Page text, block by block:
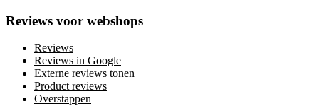
Reviews voor webshops
Reviews
Reviews in Google
Externe reviews tonen
Product reviews
Overstappen